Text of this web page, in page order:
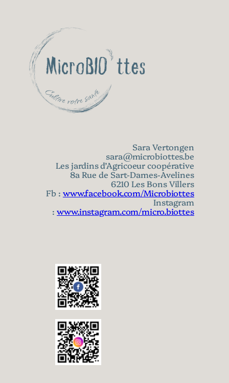
Sara Vertongen
sara@microbiottes.be
Les jardins d’Agricoeur coopérative
8a Rue de Sart-Dames-Avelines
6210 Les Bons Villers
Fb : www.facebook.com/Microbiottes
Instagram
:www.instagram.com/micro.biottes